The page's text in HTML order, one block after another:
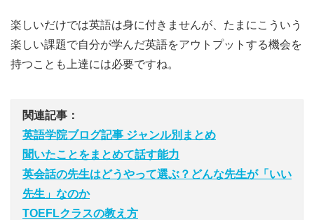
楽しいだけでは英語は身に付きませんが、たまにこういう
楽しい課題で自分が学んだ英語をアウトプットする機会を
持つことも上達には必要ですね。
関連記事：
英語学院ブログ記事 ジャンル別まとめ
聞いたことをまとめて話す能力
英会話の先生はどうやって選ぶ？どんな先生が「いい
先生」なのか
TOEFLクラスの教え方